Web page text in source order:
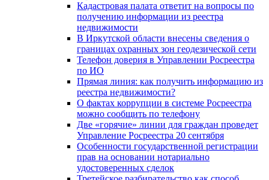
Кадастровая палата ответит на вопросы по
получению информации из реестра
недвижимости
В Иркутской области внесены сведения о
границах охранных зон геодезической сети
Телефон доверия в Управлении Росреестра
по ИО
Прямая линия: как получить информацию из
реестра недвижимости?
О фактах коррупции в системе Росреестра
можно сообщить по телефону
Две «горячие» линии для граждан проведет
Управление Росреестра 20 сентября
Особенности государственной регистрации
прав на основании нотариально
удостоверенных сделок